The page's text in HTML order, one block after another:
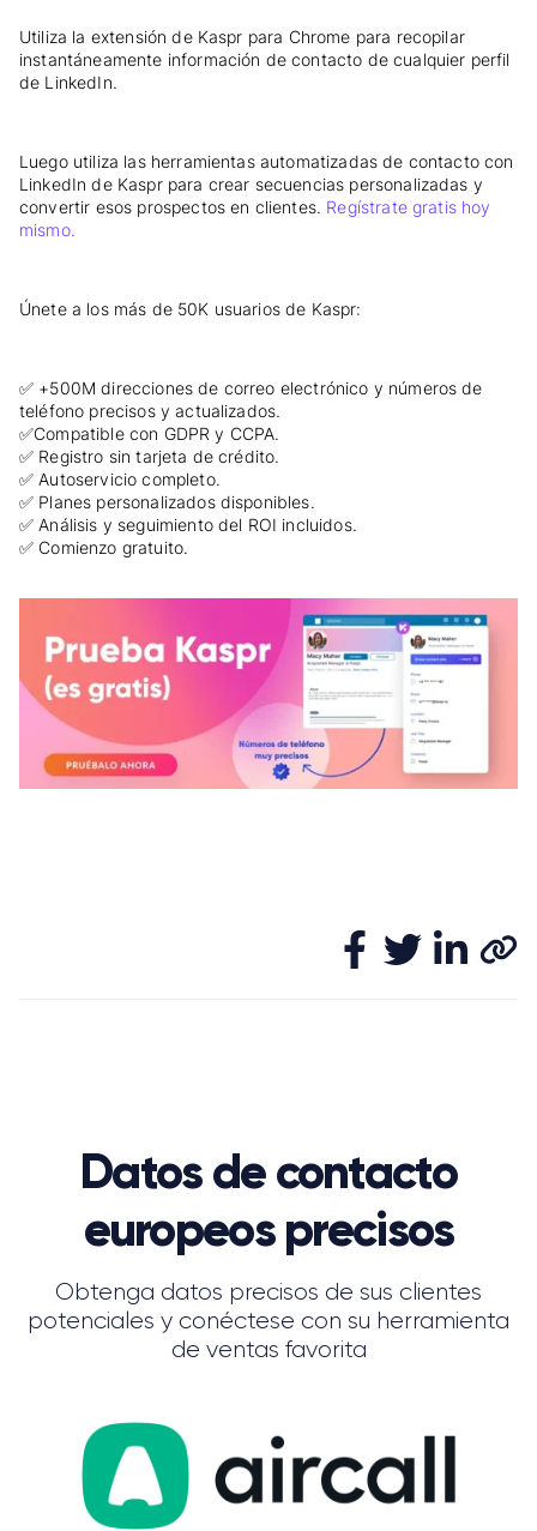
Utiliza la extensión de Kaspr para Chrome para recopilar
instantáneamente información de contacto de cualquier perfil
de LinkedIn.
Luego utiliza las herramientas automatizadas de contacto con
LinkedIn de Kaspr para crear secuencias personalizadas y
convertir esos prospectos en clientes. Regístrate gratis hoy
mismo.
Únete a los más de 50K usuarios de Kaspr:
✅ +500M direcciones de correo electrónico y números de
teléfono precisos y actualizados.
✅Compatible con GDPR y CCPA.
✅ Registro sin tarjeta de crédito.
✅ Autoservicio completo.
✅ Planes personalizados disponibles.
✅ Análisis y seguimiento del ROI incluidos.
✅ Comienzo gratuito.
Datos de contacto
europeos precisos
Obtenga datos precisos de sus clientes
potenciales y conéctese con su herramienta
de ventas favorita